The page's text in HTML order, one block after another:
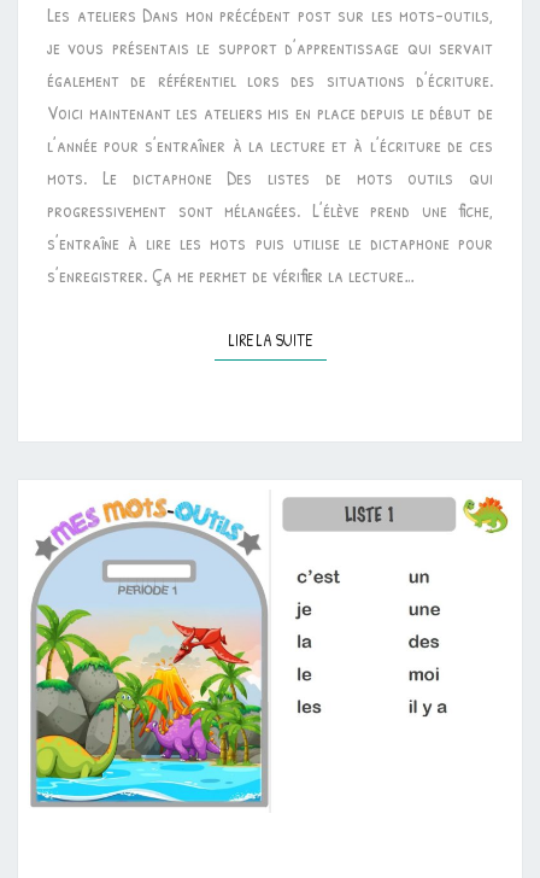
OUTILS
Les ateliers Dans mon précédent post sur les mots-outils,
je vous présentais le support d’apprentissage qui servait
également de référentiel lors des situations d’écriture.
Voici maintenant les ateliers mis en place depuis le début de
l’année pour s’entraîner à la lecture et à l’écriture de ces
mots. Le dictaphone Des listes de mots outils qui
progressivement sont mélangées. L’élève prend une fiche,
s’entraîne à lire les mots puis utilise le dictaphone pour
s’enregistrer. Ça me permet de vérifier la lecture…
LIRE LA SUITELIRE LA SUITE